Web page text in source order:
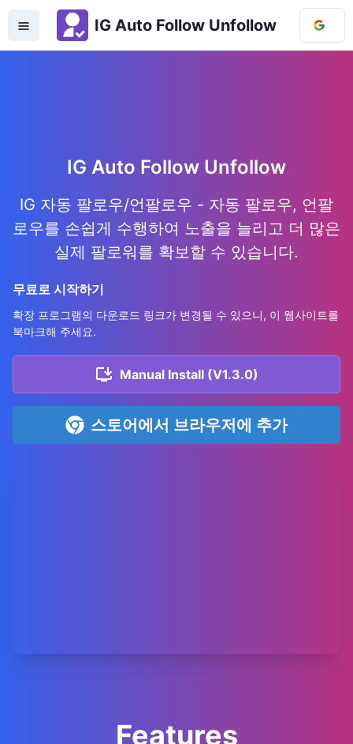
IG Auto Follow Unfollow
IG Auto Follow Unfollow
IG 자동 팔로우/언팔로우 - 자동 팔로우, 언팔
로우를 손쉽게 수행하여 노출을 늘리고 더 많은
실제 팔로워를 확보할 수 있습니다.
무료로 시작하기
확장 프로그램의 다운로드 링크가 변경될 수 있으니, 이 웹사이트를
북마크해 주세요.
Manual Install (V1.3.0)
스토어에서 브라우저에 추가
Features